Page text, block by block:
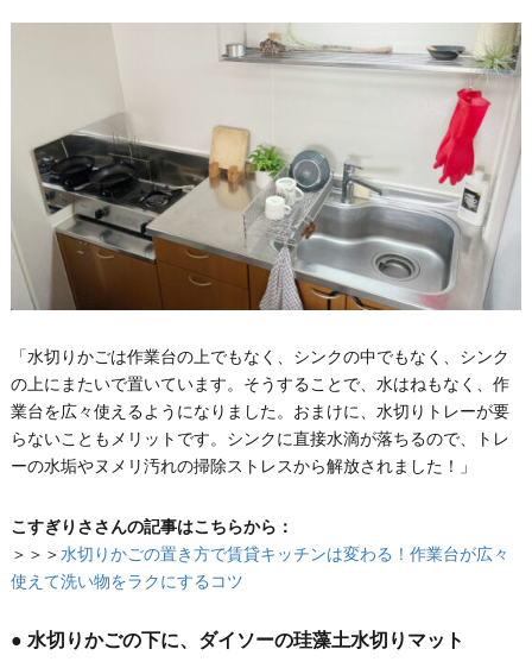
「水切りかごは作業台の上でもなく、シンクの中でもなく、シンク
の上にまたいで置いています。そうすることで、水はねもなく、作
業台を広々使えるようになりました。おまけに、水切りトレーが要
らないこともメリットです。シンクに直接水滴が落ちるので、トレ
ーの水垢やヌメリ汚れの掃除ストレスから解放されました！」
こすぎりささんの記事はこちらから：
＞＞＞水切りかごの置き方で賃貸キッチンは変わる！作業台が広々
使えて洗い物をラクにするコツ
● 水切りかごの下に、ダイソーの珪藻土水切りマット